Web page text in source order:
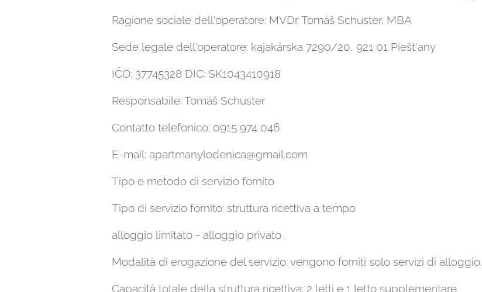
Ragione sociale dell'operatore: MVDr. Tomáš Schuster, MBA
Sede legale dell'operatore: kajakárska 7290/20, 921 01 Piešt'any
IČO: 37745328 DIC: SK1043410918
Responsabile: Tomáš Schuster
Contatto telefonico: 0915 974 046
E-mail: apartmanylodenica@gmail.com
Tipo e metodo di servizio fornito
Tipo di servizio fornito: struttura ricettiva a tempo
alloggio limitato - alloggio privato .
Modalità di erogazione del servizio: vengono forniti solo servizi di alloggio.
Capacità totale della struttura ricettiva: 2 letti e 1 letto supplementare.